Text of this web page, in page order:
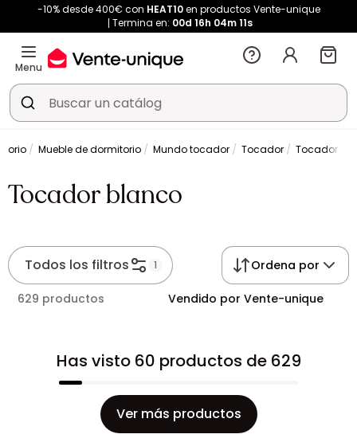
-10% desde 400€ con HEAT10en productos Vente-unique
Termina en: 00d 16h 04m 11s
Menu
Mueble de dormitorio Mundo tocador Tocador Tocador
Tocador blanco
Todos los filtros 1 Ordena por
629 productos Vendido por Vente-unique
Has visto 60 productos de 629
Ver más productos